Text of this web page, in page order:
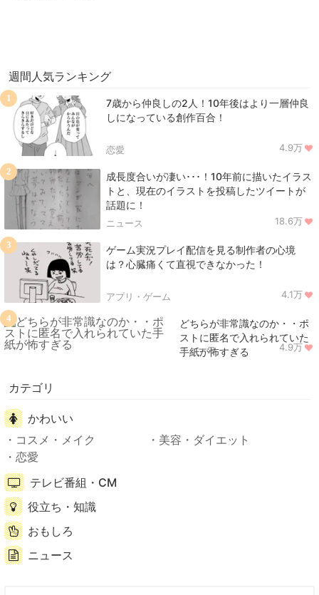
週間人気ランキング
7歳から仲良しの2人！10年後はより一層仲良
しになっている創作百合！
恋愛 4.9万
1
成長度合いが凄い･･･！10年前に描いたイラス
トと、現在のイラストを投稿したツイートが
話題に！
ニュース 18.6万
2
ゲーム実況プレイ配信を見る制作者の心境
は？心臓痛くて直視できなかった！
アプリ・ゲーム 4.1万
3
どちらが非常識なのか・・ポ
ストに匿名で入れられていた
手紙が怖すぎる
ニュース 4.9万
4
カテゴリ
かわいい
コスメ・メイク
美容・ダイエット
恋愛
テレビ番組・CM
役立ち・知識
おもしろ
ニュース